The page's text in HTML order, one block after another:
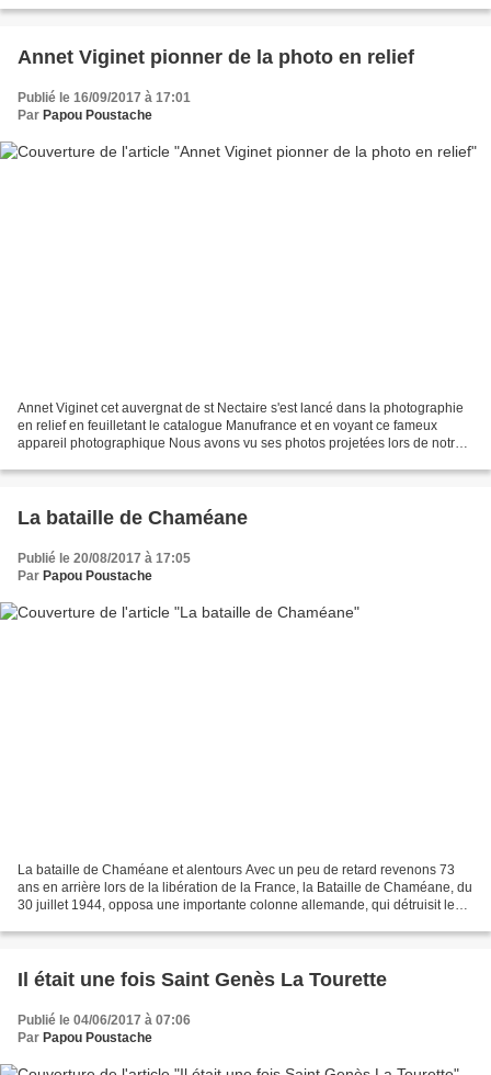
Annet Viginet pionner de la photo en relief
Publié le 16/09/2017 à 17:01
Par Papou Poustache
Annet Viginet cet auvergnat de st Nectaire s'est lancé dans la photographie
en relief en feuilletant le catalogue Manufrance et en voyant ce fameux
appareil photographique Nous avons vu ses photos projetées lors de notre
La bataille de Chaméane
Publié le 20/08/2017 à 17:05
Par Papou Poustache
La bataille de Chaméane et alentours Avec un peu de retard revenons 73
ans en arrière lors de la libération de la France, la Bataille de Chaméane, du
30 juillet 1944, opposa une importante colonne allemande, qui détruisit le
Il était une fois Saint Genès La Tourette
Publié le 04/06/2017 à 07:06
Par Papou Poustache